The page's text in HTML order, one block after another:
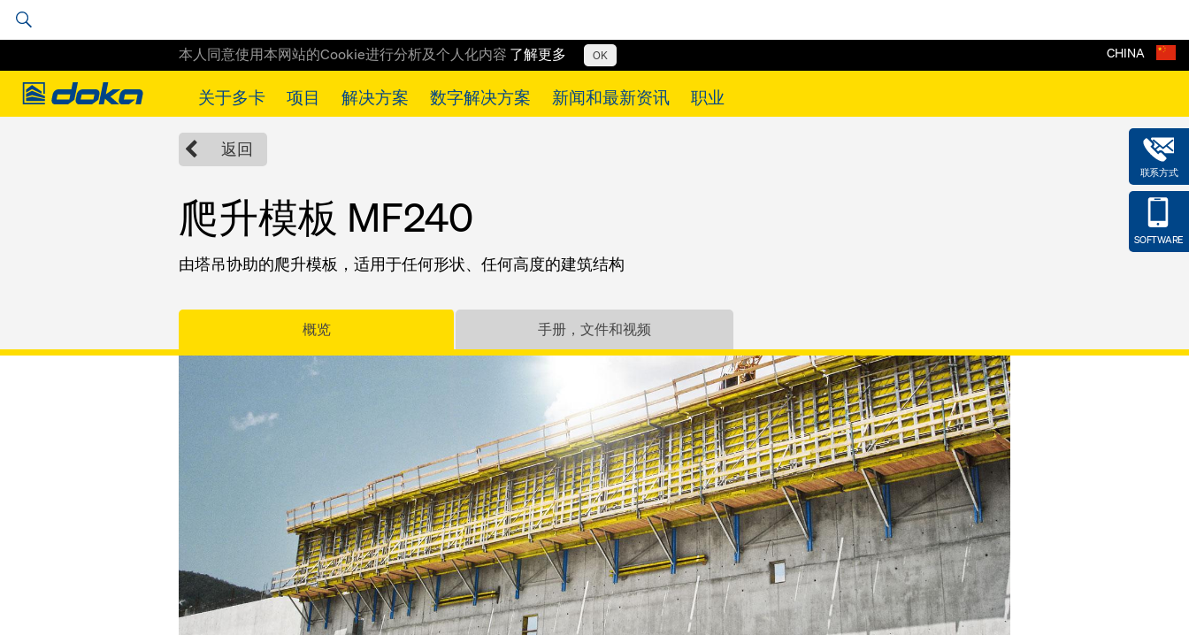
本人同意使用本网站的Cookie进行分析及个人化内容 了解更多 OK
Doka
关于多卡 项目 解决方案 数字解决方案 新闻和最新资讯 职业
联系方式
SOFTWARE
CHINA
Doka Solutions 多卡爬模系统 爬升模板 MF240
返回
爬升模板 MF240
由塔吊协助的爬升模板，适用于任何形状、任何高度的建筑结构
概览 手册，文件和视频